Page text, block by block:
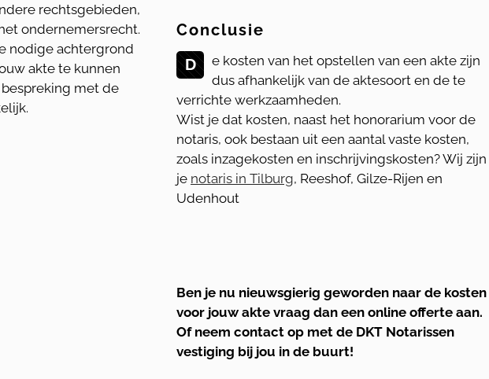
rechtsgebieden,
ondernemersrecht.
nodige achtergrond
akte te kunnen
bespreking met de
Conclusie
D
e kosten van het opstellen van een akte zijn
dus afhankelijk van de aktesoort en de te
verrichte werkzaamheden.
Wist je dat kosten, naast het honorarium voor de
notaris, ook bestaan uit een aantal vaste kosten,
zoals inzagekosten en inschrijvingskosten? Wij zijn
je notaris in Tilburg, Reeshof, Gilze-Rijen en
Udenhout
Ben je nu nieuwsgierig geworden naar de kosten
voor jouw akte vraag dan een online offerte aan.
Of neem contact op met de DKT Notarissen
vestiging bij jou in de buurt!